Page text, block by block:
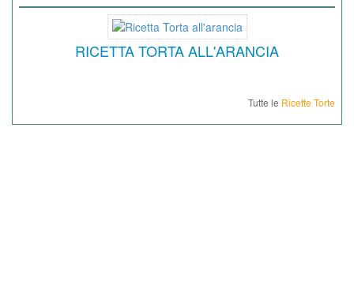
RICETTA TORTA ALL'ARANCIA
Tutte le Ricette Torte